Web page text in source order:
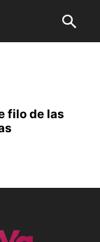
filo de las